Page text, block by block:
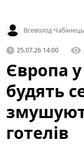
Всеволод Чабанець
25.07.26 14:00
Європа у
будять
готелів